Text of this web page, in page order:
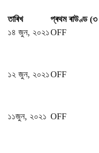
তাৰিখ প্ৰথম ৰাউণ্ড
১৪ জুন, ২০২১OFF
১২ জুন, ২০২১OFF
১১জুন, ২০২১ OFF